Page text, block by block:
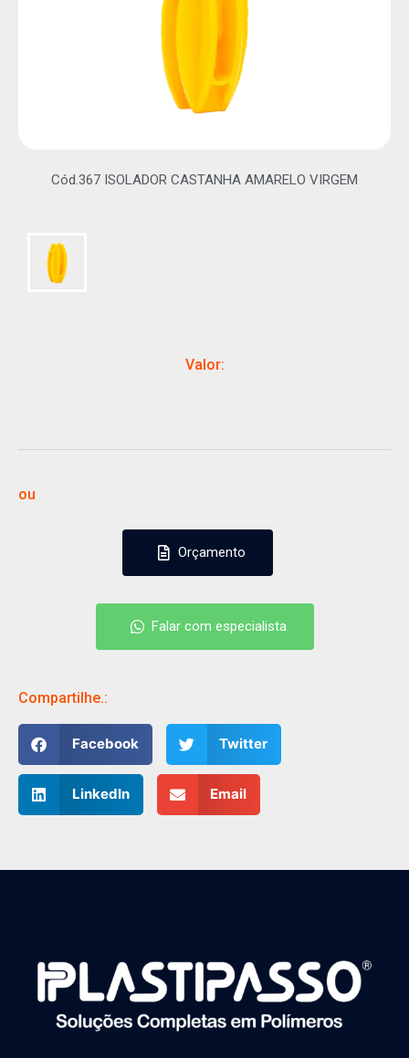
Cód.367 ISOLADOR CASTANHA AMARELO VIRGEM
Valor:
ou
Orçamento
Falar com especialista
Compartilhe.:
Facebook Twitter
LinkedIn Email